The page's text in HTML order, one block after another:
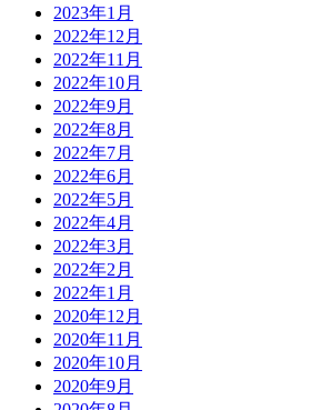
2023年1月
2022年12月
2022年11月
2022年10月
2022年9月
2022年8月
2022年7月
2022年6月
2022年5月
2022年4月
2022年3月
2022年2月
2022年1月
2020年12月
2020年11月
2020年10月
2020年9月